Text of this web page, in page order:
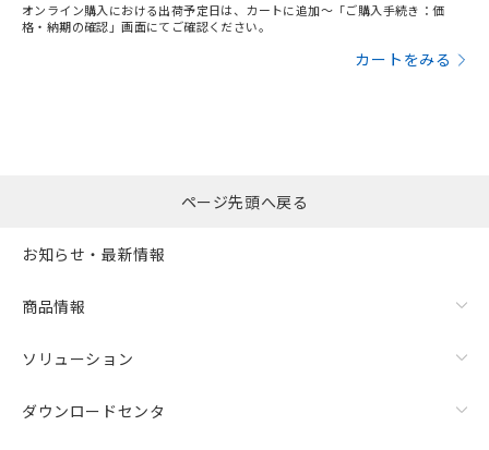
オンライン購入における出荷予定日は、カートに追加～「ご購入手続き：価
格・納期の確認」画面にてご確認ください。
カートをみる
ページ先頭へ戻る
お知らせ・最新情報
商品情報
ソリューション
ダウンロードセンタ